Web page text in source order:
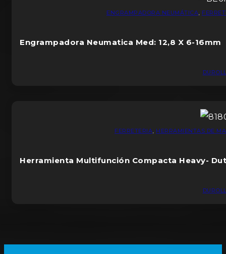
ENGRAMPADORA NEUMÁTICA,
Engrampadora Neumatica Med: 12,8 X 6-16mm
FERRETERIA HERRAMIENTAS DE
Herramienta Multifunción Compacta Heavy-